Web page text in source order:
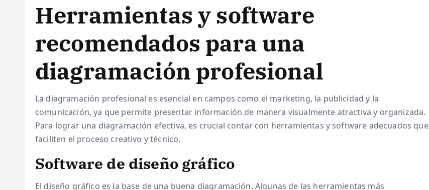
Herramientas y software
recomendados para una
diagramación profesional
La diagramación profesional es esencial en campos como el marketing, la publicidad y la
comunicación, ya que permite presentar información de manera visualmente atractiva y organizada.
Para lograr una diagramación efectiva, es crucial contar con herramientas y software adecuados que
faciliten el proceso creativo y técnico.
Software de diseño gráfico
El diseño gráfico es la base de una buena diagramación. Algunas de las herramientas más